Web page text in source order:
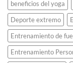
beneficios del yoga
Deporte extremo
Entrenamiento de
Entrenamiento